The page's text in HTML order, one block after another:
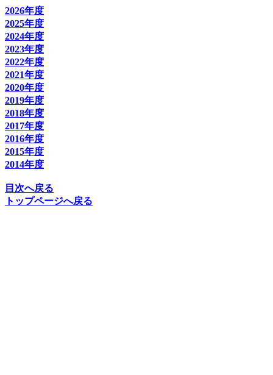
2026年度
2025年度
2024年度
2023年度
2022年度
2021年度
2020年度
2019年度
2018年度
2017年度
2016年度
2015年度
2014年度
目次へ戻る
トップページへ戻る